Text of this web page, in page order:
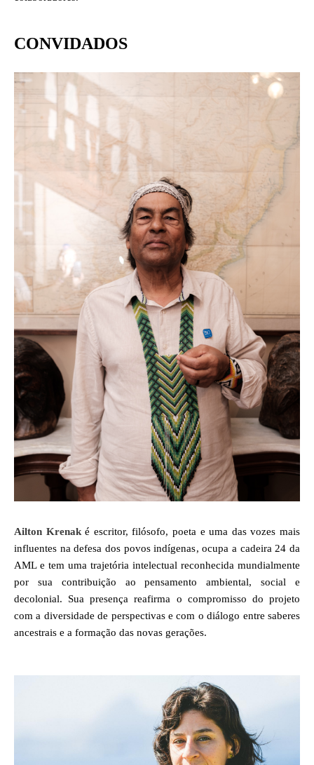
CONVIDADOS
Ailton Krenak é escritor, filósofo, poeta e uma das vozes mais
influentes na defesa dos povos indígenas, ocupa a cadeira 24 da
AML e tem uma trajetória intelectual reconhecida mundialmente
por sua contribuição ao pensamento ambiental, social e
decolonial. Sua presença reafirma o compromisso do projeto
com a diversidade de perspectivas e com o diálogo entre saberes
ancestrais e a formação das novas gerações.